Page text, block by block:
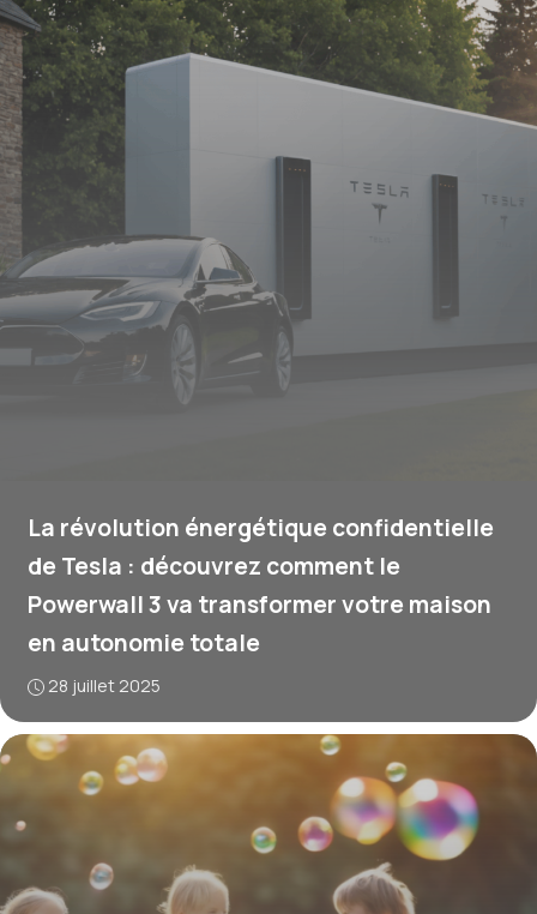
La révolution énergétique confidentielle
de Tesla : découvrez comment le
Powerwall 3 va transformer votre maison
en autonomie totale
28 juillet 2025